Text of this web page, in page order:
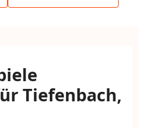
Tiefenbach,